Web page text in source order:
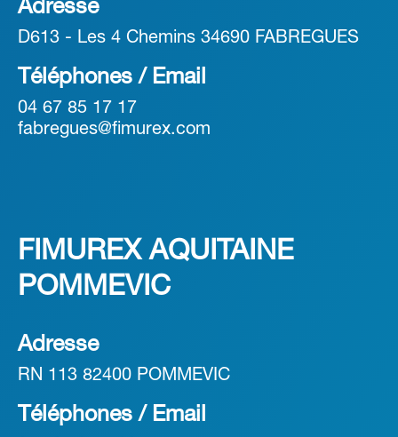
Adresse
D613 - Les 4 Chemins 34690 FABREGUES
Téléphones / Email
04 67 85 17 17
fabregues@fimurex.com
FIMUREX AQUITAINE
POMMEVIC
Adresse
RN 113 82400 POMMEVIC
Téléphones / Email